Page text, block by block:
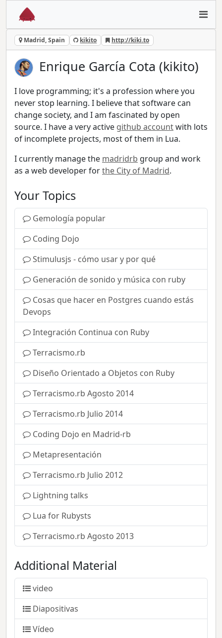
Madrid, Spain kikito http://kiki.to
Enrique García Cota (kikito)
I love programming; it's a profession where you
never stop learning. I believe that software can
change society, and I am fascinated by open
source. I have a very active github accountwith lots
of incomplete projects, most of them in Lua.
I currently manage the madridrb group and work
as a web developer forthe City of Madrid.
Your Topics
Gemología popular
Coding Dojo
Stimulusjs - cómo usar y por qué
Generación de sonido y música con ruby
Cosas que hacer en Postgres cuando estás
Devops
Integración Continua con Ruby
Terracismo.rb
Diseño Orientado a Objetos con Ruby
Terracismo.rb Agosto 2014
Terracismo.rb Julio 2014
Coding Dojo en Madrid-rb
Metapresentación
Terracismo.rb Julio 2012
Lightning talks
Lua for Rubysts
Terracismo.rb Agosto 2013
Additional Material
video
Diapositivas
Vídeo